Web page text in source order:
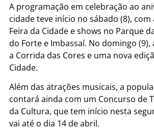
A programação em celebração ao
cidade teve início no sábado (8), com
Feira da Cidade e shows no Parque
do Forte e Imbassaí. No domingo (9),
a Corrida das Cores e uma nova
Cidade.
Além das atrações musicais, a
contará ainda com um Concurso de
da Cultura, que tem início nesta
vai até o dia 14 de abril.